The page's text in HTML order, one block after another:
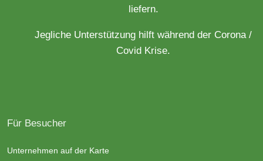
liefern.
Jegliche Unterstützung hilft während der Corona /
Covid Krise.
Für Besucher
Unternehmen auf der Karte